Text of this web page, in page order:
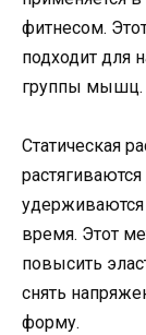
фитнесом.
подходит для
группы мышц.
Статическая
время. Этот
повысить
снять
форму.